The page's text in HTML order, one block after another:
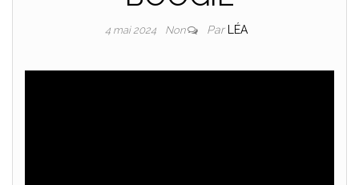
4 mai 2024 Non Par LÉA